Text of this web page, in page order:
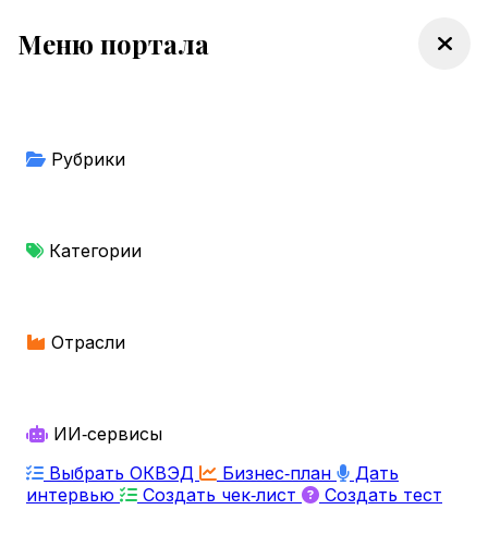
Меню портала
Рубрики
Категории
Отрасли
ИИ‑сервисы
Выбрать ОКВЭД
Бизнес‑план
Дать
интервью
Создать чек‑лист Создать тест